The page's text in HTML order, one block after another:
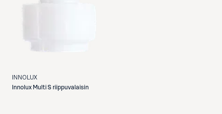
INNOLUX
Innolux Multi S riippuvalaisin